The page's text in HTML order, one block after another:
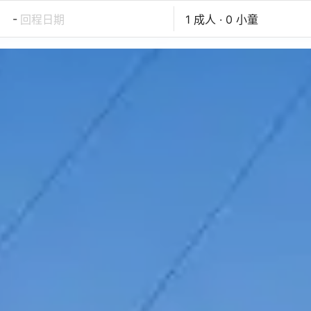
- 回程日期 1 成人 · 0 小童